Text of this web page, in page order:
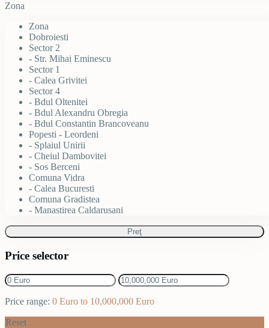
Zona
Zona
Dobroiesti
Sector 2
- Str. Mihai Eminescu
Sector 1
- Calea Grivitei
Sector 4
- Bdul Oltenitei
- Bdul Alexandru Obregia
- Bdul Constantin Brancoveanu
Popesti - Leordeni
- Splaiul Unirii
- Cheiul Dambovitei
- Sos Berceni
Comuna Vidra
- Calea Bucuresti
Comuna Gradistea
- Manastirea Caldarusani
Preţ
Price selector
Price range: 0 Euro to 10,000,000 Euro
Reset